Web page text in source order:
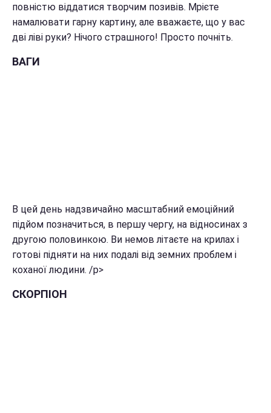
повністю віддатися творчим позивів. Мрієте
намалювати гарну картину, але вважаєте, що у вас
дві ліві руки? Нічого страшного! Просто почніть.
ВАГИ
В цей день надзвичайно масштабний емоційний
підйом позначиться, в першу чергу, на відносинах з
другою половинкою. Ви немов літаєте на крилах і
готові підняти на них подалі від земних проблем і
коханої людини. /p>
СКОРПІОН